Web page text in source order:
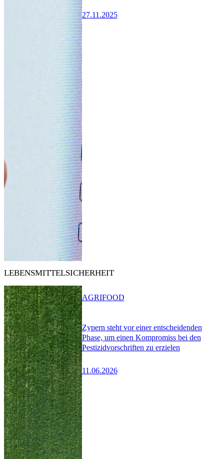
27.11.2025
LEBENSMITTELSICHERHEIT
Zypern steht vor einer entscheidenden
Phase, um einen Kompromiss bei den
Pestizidvorschriften zu erzielen
11.06.2026
AGRIFOOD